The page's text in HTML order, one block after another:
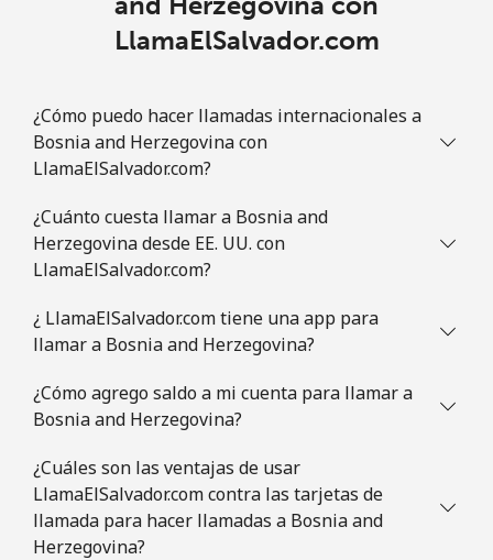
LlamaElSalvador.com
¿Cómo puedo hacer llamadas internacionales a
Bosnia and Herzegovina con
LlamaElSalvador.com?
¿Cuánto cuesta llamar a Bosnia and
Herzegovina desde EE. UU. con
LlamaElSalvador.com?
¿ LlamaElSalvador.com tiene una app para
llamar a Bosnia and Herzegovina?
¿Cómo agrego saldo a mi cuenta para llamar a
Bosnia and Herzegovina?
¿Cuáles son las ventajas de usar
LlamaElSalvador.com contra las tarjetas de
llamada para hacer llamadas a Bosnia and
Herzegovina?